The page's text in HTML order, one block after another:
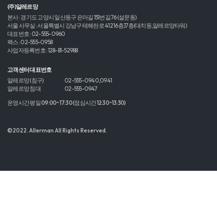
(주)알레르망
본사 : 경기도 고양시 일산동구 은마길 151번길 76 (설문동)
서울 사무실 : 서울특별시 강남구 테헤란로 412 16층,17층(대치동,알레르망타워)
대표번호 : 02-555-0960
팩스 : 02-555-0958
사업자등록번호 : 128-81-52988
고객센터 대표번호
알레르망 (침구)
02-555-0940,0941
알레르망 침대
02-555-0947
운영시간 평일 09:00~17:30 (점심시간 12:30~13:30)
©2022. Allerman All Rights Reserved.